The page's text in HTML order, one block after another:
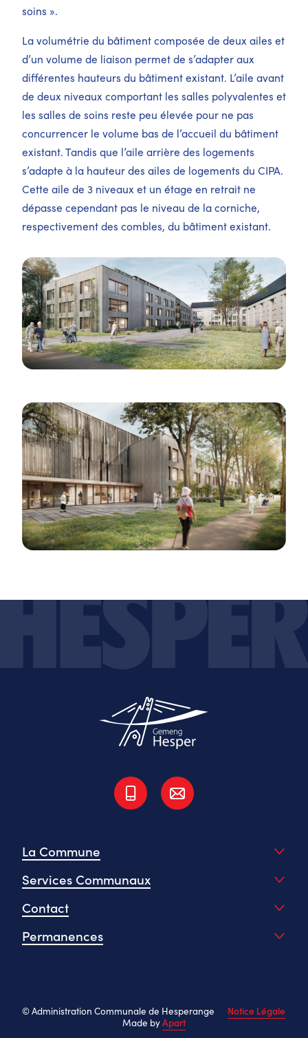
soins ».
La volumétrie du bâtiment composée de deux ailes et
d’un volume de liaison permet de s’adapter aux
différentes hauteurs du bâtiment existant. L’aile avant
de deux niveaux comportant les salles polyvalentes et
les salles de soins reste peu élevée pour ne pas
concurrencer le volume bas de l’accueil du bâtiment
existant. Tandis que l’aile arrière des logements
s’adapte à la hauteur des ailes de logements du CIPA.
Cette aile de 3 niveaux et un étage en retrait ne
dépasse cependant pas le niveau de la corniche,
respectivement des combles, du bâtiment existant.
La Commune
Services Communaux
Contact
Permanences
© Administration Communale de Hesperange
Notice Légale
Made byApart